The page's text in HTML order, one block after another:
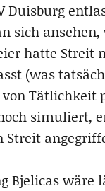
Duisburg
sich
hatte Streit
(was
Tätlichkeit
simuliert,
Streit
Bjelicas wäre